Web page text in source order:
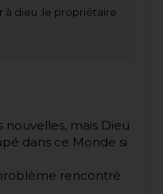
à dieu :le propriétaire
mais Dieu
dans ce Monde si
rencontré